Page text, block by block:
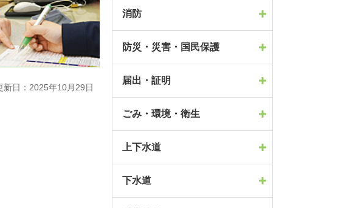
新日：2025年10月29日
消防
防災・災害・国民保護
届出・証明
ごみ・環境・衛生
上下水道
下水道